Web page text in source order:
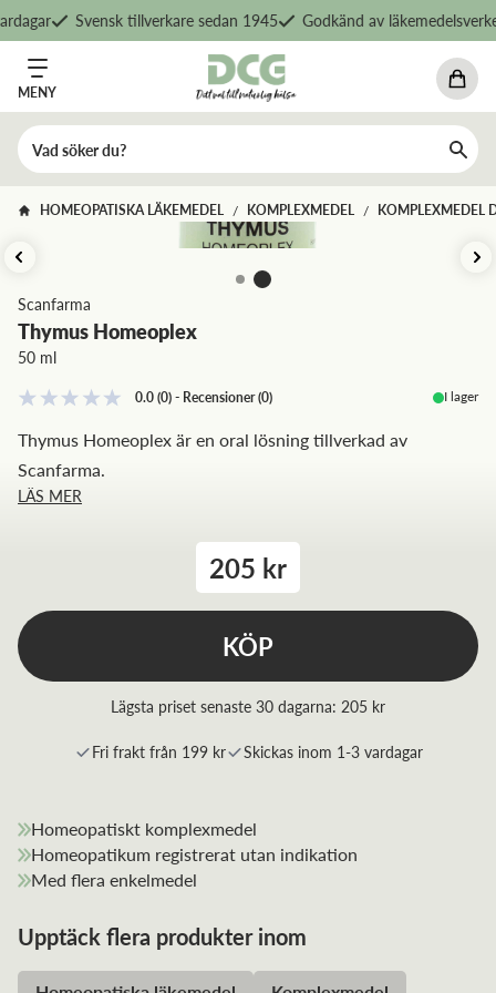
Svensk tillverkare sedan 1945 Godkänd av läkemedelsverket
MENY
HOMEOPATISKA LÄKEMEDEL / KOMPLEXMEDEL / KOMPLEXMEDEL
Scanfarma
Thymus Homeoplex
50 ml
0.0(0)- Recensioner(0) I lager
Thymus Homeoplex är en oral lösning tillverkad av
Scanfarma.
LÄS MER
205 kr
KÖP
Lägsta priset senaste 30 dagarna: 205 kr
Fri frakt från 199 kr Skickas inom 1-3 vardagar
Homeopatiskt komplexmedel
Homeopatikum registrerat utan indikation
Med flera enkelmedel
Upptäck flera produkter inom